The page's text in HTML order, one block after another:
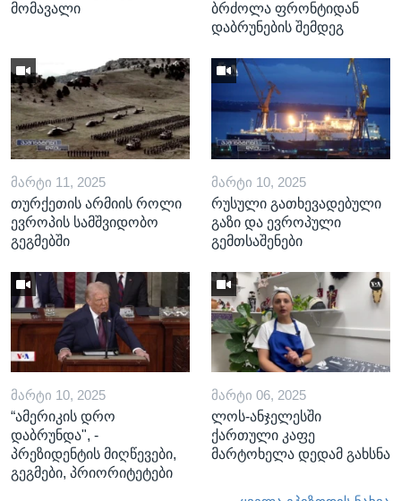
მომავალი
ბრძოლა ფრონტიდან
დაბრუნების შემდეგ
ᲛᲐᲠᲢᲘ 11, 2025
თურქეთის არმიის როლი
ევროპის სამშვიდობო
გეგმებში
ᲛᲐᲠᲢᲘ 10, 2025
რუსული გათხევადებული
გაზი და ევროპული
გემთსაშენები
ᲛᲐᲠᲢᲘ 10, 2025
“ამერიკის დრო
დაბრუნდა", -
პრეზიდენტის მიღწევები,
გეგმები, პრიორიტეტები
ᲛᲐᲠᲢᲘ 06, 2025
ლოს-ანჯელესში
ქართული კაფე
მარტოხელა დედამ გახსნა